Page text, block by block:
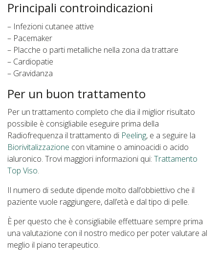
Principali controindicazioni
– Infezioni cutanee attive
– Pacemaker
– Placche o parti metalliche nella zona da trattare
– Cardiopatie
– Gravidanza
Per un buon trattamento
Per un trattamento completo che dia il miglior risultato
possibile è consigliabile eseguire prima della
Radiofrequenza il trattamento di Peeling, e a seguire la
Biorivitalizzazione con vitamine o aminoacidi o acido
ialuronico. Trovi maggiori informazioni qui: Trattamento
Top Viso.
Il numero di sedute dipende molto dall’obbiettivo che il
paziente vuole raggiungere, dall’età e dal tipo di pelle.
È per questo che è consigliabile effettuare sempre prima
una valutazione con il nostro medico per poter valutare al
meglio il piano terapeutico.